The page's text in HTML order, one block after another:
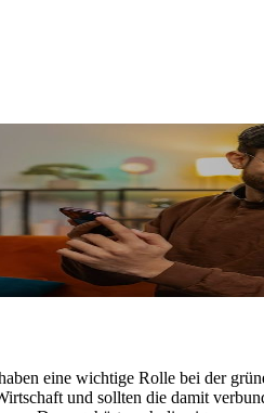
eine wichtige Rolle bei der
und sollten die damit